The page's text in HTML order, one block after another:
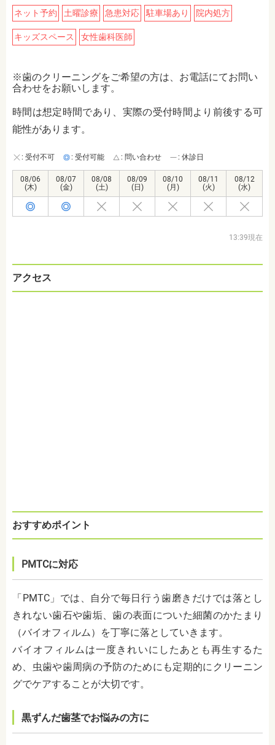
ネット予約 土曜診療 急患対応 駐車場あり 院内処方
キッズスペース 女性歯科医師
※歯のクリーニングをご希望の方は、お電話にてお問い
合わせをお願いします。
時間は想定時間であり、実際の受付時間より前後する可
能性があります。
: 受付不可 : 受付可能 : 問い合わせ : 休診日
08/06
(木)
08/07
(金)
08/08
(土)
08/09
(日)
08/10
(月)
08/11
(火)
08/12
(水)
13:39現在
アクセス
おすすめポイント
PMTCに対応
「PMTC」では、自分で毎日行う歯磨きだけでは落とし
きれない歯石や歯垢、歯の表面についた細菌のかたまり
（バイオフィルム）を丁寧に落としていきます。
バイオフィルムは一度きれいにしたあとも再生するた
め、虫歯や歯周病の予防のためにも定期的にクリーニン
グでケアすることが大切です。
黒ずんだ歯茎でお悩みの方に